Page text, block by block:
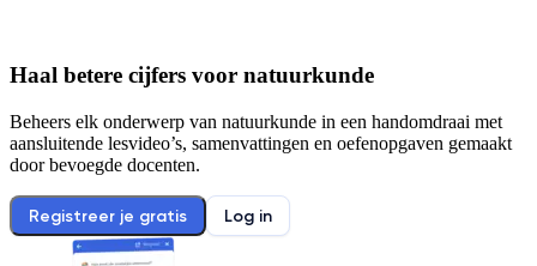
Haal betere cijfers voor natuurkunde
Beheers elk onderwerp van natuurkunde in een handomdraai met
aansluitende lesvideo’s, samenvattingen en oefenopgaven gemaakt
door bevoegde docenten.
Registreer je gratis Log in